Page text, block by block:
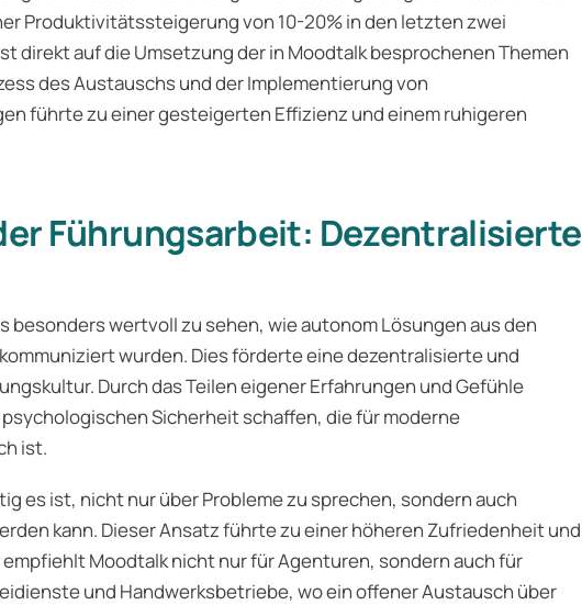
Produktivitätssteigerung von 10-20% in den letzten zwei
direkt auf die Umsetzung der in Moodtalk besprochenen Themen
des Austauschs und der Implementierung von
führte zu einer gesteigerten Effizienz und einem ruhigeren
Führungsarbeit: Dezentralisierte
besonders wertvoll zu sehen, wie autonom Lösungen aus den
wurden. Dies förderte eine dezentralisierte und
Durch das Teilen eigener Erfahrungen und Gefühle
Sicherheit schaffen, die für moderne
ist.
es ist, nicht nur über Probleme zu sprechen, sondern auch
kann. Dieser Ansatz führte zu einer höheren Zufriedenheit und
empfiehlt Moodtalk nicht nur für Agenturen, sondern auch für
und Handwerksbetriebe, wo ein offener Austausch über